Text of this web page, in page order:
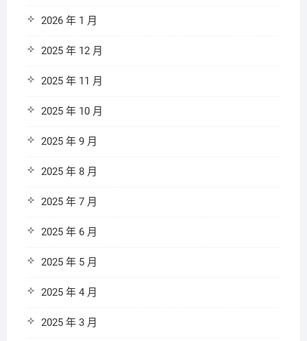
2026 年 1 月
2025 年 12 月
2025 年 11 月
2025 年 10 月
2025 年 9 月
2025 年 8 月
2025 年 7 月
2025 年 6 月
2025 年 5 月
2025 年 4 月
2025 年 3 月